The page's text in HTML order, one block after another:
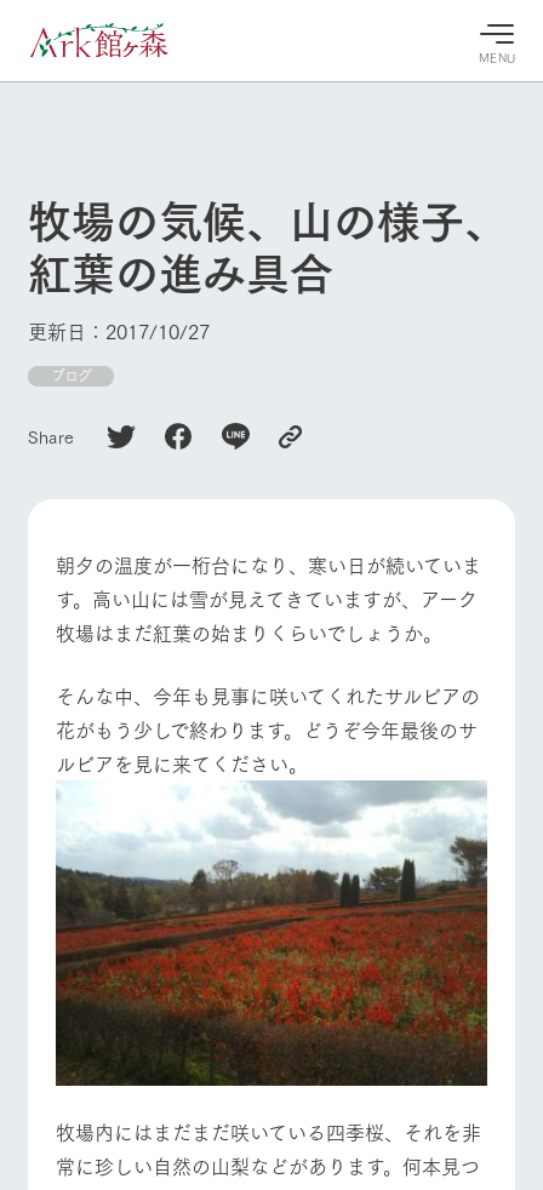
MENU
牧場へ行
く
間・料金
交通アク
セス
よくいた
だく質問
団体のお
客様へ
お客様へ
料請求
よく見られている情報
今日の牧
案内
ガーデンの開花
状況などを毎日
イベン
ント・フェアの
情報やスケジュ
フラワー
ガーデン
自然環境の中、
季節の移り変わ
りを存分に味わ
う
動物とふ
れあう
て、学ぶ。館ヶ
森の雄大な自然
なかで動物とふ
れあう
アクティ
ビティ／
体験
ツリーハウスや
ど、楽しみなが
アクティビティ
レストラ
ン
牧場の生産品を
知り尽くした料
理人が腕を振
い、ビュッフェ
スタイルで提供
ショップ
／お買い
物
丹精込めて育て
た生産品をはじ
め、牧場産の逸
品を取り揃えた
店舗
牧場マッ
プ
牧場マップのダ
ウンロード
周遊バス
遊バスのご案内
ホーム
Ark館ヶ森について
牧場に行く
ArkFarm Wedding
お知らせ
ブログ
お問い合わせ・資料請求
生産品カタログ・資料DL
English (Google Translate)
ネットショップ
個人情報取扱いについて
牧場トップ 今日の牧場 牧場の楽しみ方
イベント/フェア レストラン/BBQ フラワーガーデン
動物とふれあう アクティビティ/体験 ショップ/お買い物
牧場マップを見る 周遊バス
よくあるご質問
団体のお客様へ
牧場の気候、山の様子、
紅葉の進み具合
更新日：2017/10/27
ブログ
Share
朝夕の温度が一桁台になり、寒い日が続いていま
す。高い山には雪が見えてきていますが、アーク
牧場はまだ紅葉の始まりくらいでしょうか。
そんな中、今年も見事に咲いてくれたサルビアの
花がもう少しで終わります。どうぞ今年最後のサ
ルビアを見に来てください。
牧場内にはまだまだ咲いている四季桜、それを非
常に珍しい自然の山梨などがあります。何本見つ